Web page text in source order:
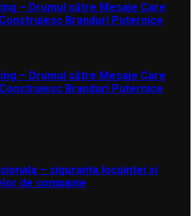
– Drumul către Mesaje Care
Branduri Puternice
– Drumul către Mesaje Care
Branduri Puternice
– siguranta locuintei si
de companie